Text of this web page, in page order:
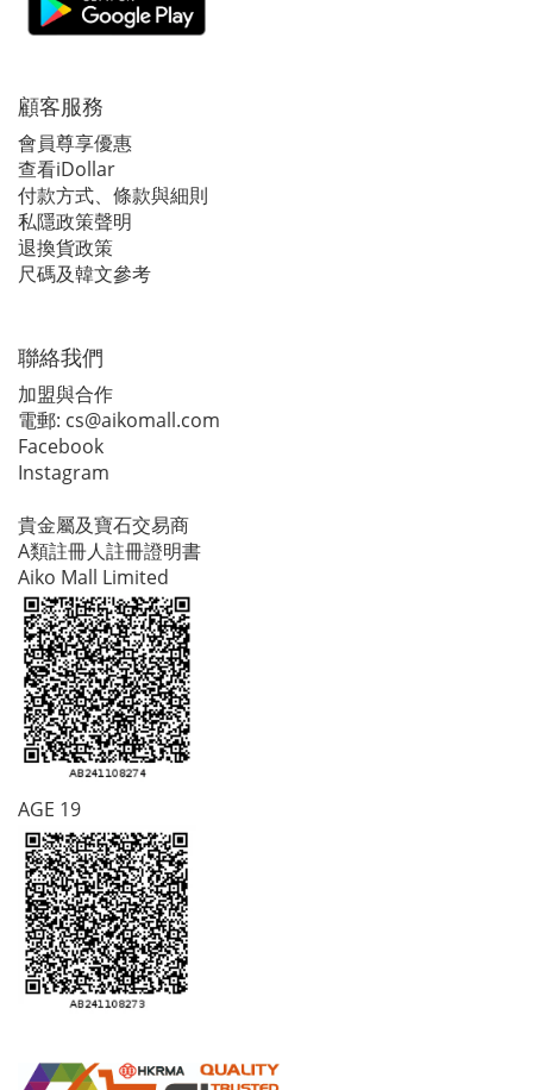
顧客服務
會員尊享優惠
查看iDollar
付款方式、條款與細則
私隱政策聲明
退換貨政策
尺碼及韓文參考
聯絡我們
加盟與合作
電郵: cs@aikomall.com
Facebook
Instagram
貴金屬及寶石交易商
A類註冊人註冊證明書
Aiko Mall Limited
AGE 19